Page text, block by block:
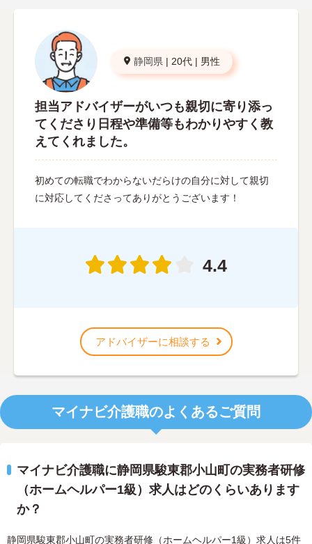
静岡県 | 20代 | 男性
担当アドバイザーがいつも親切に寄り添っ
てくださり日程や準備等もわかりやすく教
えてくれました。
初めての転職でわからないだらけの自分に対して親切
に対応してくださってありがとうございます！
4.4
アドバイザーに相談する
マイナビ介護職のよくあるご質問
マイナビ介護職に静岡県駿東郡小山町の実務者研修
（ホームヘルパー1級）求人はどのくらいあります
か？
静岡県駿東郡小山町の実務者研修（ホームヘルパー1級）求人は5件